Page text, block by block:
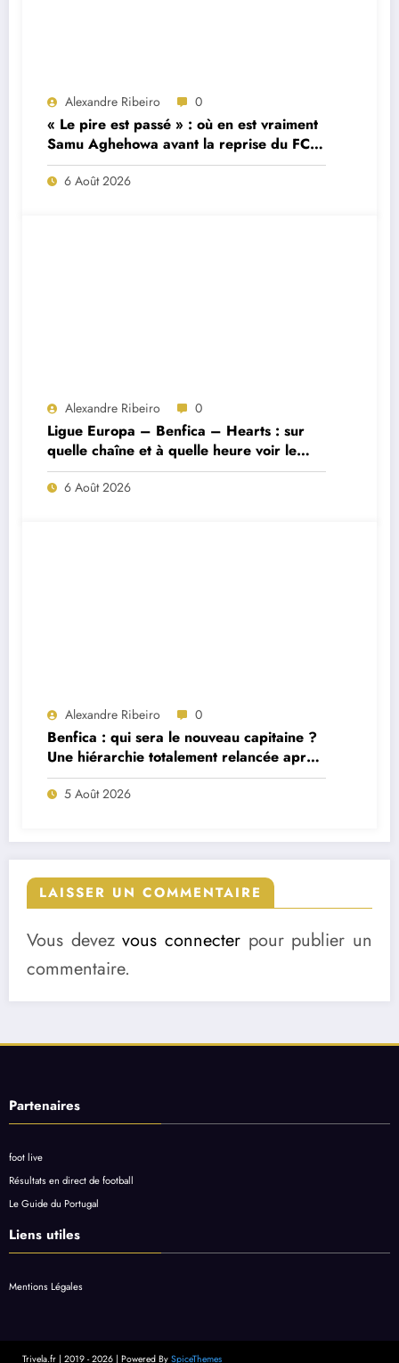
Alexandre Ribeiro 0
« Le pire est passé » : où en est vraiment
Samu Aghehowa avant la reprise du FC
Porto ?
6 Août 2026
Alexandre Ribeiro 0
Ligue Europa – Benfica – Hearts : sur
quelle chaîne et à quelle heure voir le
match ?
6 Août 2026
Alexandre Ribeiro 0
Benfica : qui sera le nouveau capitaine ?
Une hiérarchie totalement relancée après
deux départs majeurs
5 Août 2026
LAISSER UN COMMENTAIRE
Vous devezvous connecter pour publier un
commentaire.
Partenaires
foot live
Résultats en direct de football
Le Guide du Portugal
Liens utiles
Mentions Légales
Trivela.fr | 2019 - 2026 | Powered By SpiceThemes